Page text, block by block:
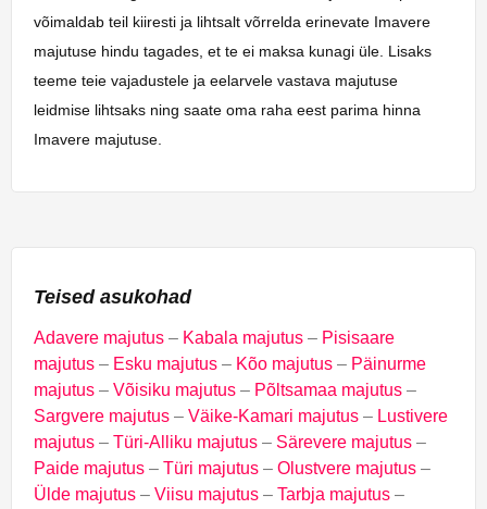
võimaldab teil kiiresti ja lihtsalt võrrelda erinevate Imavere
majutuse hindu tagades, et te ei maksa kunagi üle. Lisaks
teeme teie vajadustele ja eelarvele vastava majutuse
leidmise lihtsaks ning saate oma raha eest parima hinna
Imavere majutuse.
Teised asukohad
Adavere majutus – Kabala majutus – Pisisaare
majutus – Esku majutus – Kõo majutus – Päinurme
majutus – Võisiku majutus – Põltsamaa majutus –
Sargvere majutus – Väike-Kamari majutus – Lustivere
majutus – Türi-Alliku majutus – Särevere majutus –
Paide majutus – Türi majutus – Olustvere majutus –
Ülde majutus – Viisu majutus – Tarbja majutus –